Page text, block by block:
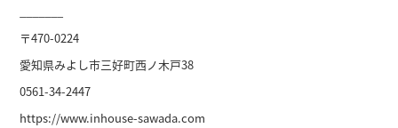
〒470-0224
愛知県みよし市三好町西ノ木戸38
0561-34-2447
https://www.inhouse-sawada.com